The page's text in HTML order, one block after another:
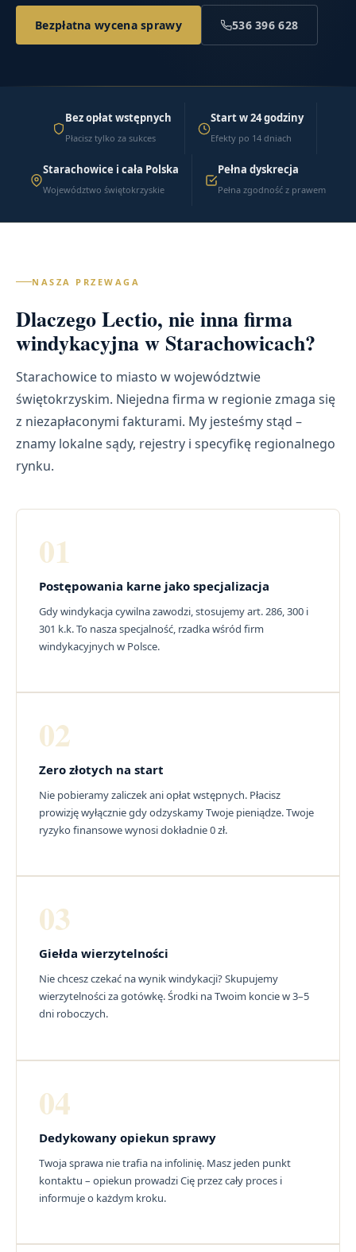
Bezpłatna wycena sprawy 536 396 628
Bez opłat wstępnych
Płacisz tylko za sukces
Start w 24 godziny
Efekty po 14 dniach
Starachowice i cała Polska
Województwo świętokrzyskie
Pełna dyskrecja
Pełna zgodność z prawem
NASZA PRZEWAGA
Dlaczego Lectio, nie inna firma
windykacyjna w Starachowicach?
Starachowice to miasto w województwie
świętokrzyskim. Niejedna firma w regionie zmaga się
z niezapłaconymi fakturami. My jesteśmy stąd –
znamy lokalne sądy, rejestry i specyfikę regionalnego
rynku.
01
Postępowania karne jako specjalizacja
Gdy windykacja cywilna zawodzi, stosujemy art. 286, 300 i
301 k.k. To nasza specjalność, rzadka wśród firm
windykacyjnych w Polsce.
02
Zero złotych na start
Nie pobieramy zaliczek ani opłat wstępnych. Płacisz
prowizję wyłącznie gdy odzyskamy Twoje pieniądze. Twoje
ryzyko finansowe wynosi dokładnie 0 zł.
03
Giełda wierzytelności
Nie chcesz czekać na wynik windykacji? Skupujemy
wierzytelności za gotówkę. Środki na Twoim koncie w 3–5
dni roboczych.
04
Dedykowany opiekun sprawy
Twoja sprawa nie trafia na infolinię. Masz jeden punkt
kontaktu – opiekun prowadzi Cię przez cały proces i
informuje o każdym kroku.